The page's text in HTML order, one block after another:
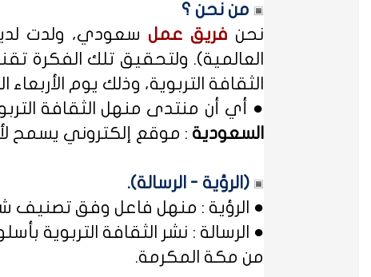
من نحن ؟
نحن فريق عمل سعودي، ولدت
العالمية). ولتحقيق تلك الفكرة
الثقافة التربوية، وذلك يوم الأربعاء المصادف غرة شهر
● أي أن منتدى منهل الثقافة
السعودية : موقع إلكتروني يسمح
(الرؤية - الرسالة).
● الرؤية : منهل فاعل وفق تصنيف
● الرسالة : نشر الثقافة
من مكة المكرمة.